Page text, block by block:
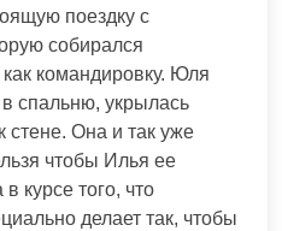
поездку с
собирался
командировку. Юля
в спальню, укрылась
стене. Она и так уже
чтобы Илья ее
курсе того, что
делает так, чтобы